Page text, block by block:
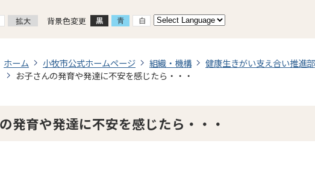
背景色変更
ホーム 小牧市公式ホームページ 組織・機構 健康生きがい支え合い推進部
お子さんの発育や発達に不安を感じたら・・・
発育や発達に不安を感じたら・・・